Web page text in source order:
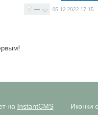
— 05.12.2022 17:15
на InstantCMS Иконки